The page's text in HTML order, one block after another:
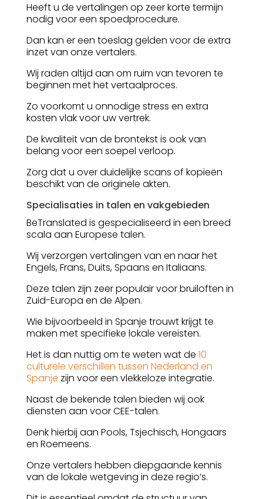
Heeft u de vertalingen op zeer korte termijn
nodig voor een spoedprocedure.
Dan kan er een toeslag gelden voor de extra
inzet van onze vertalers.
Wij raden altijd aan om ruim van tevoren te
beginnen met het vertaalproces.
Zo voorkomt u onnodige stress en extra
kosten vlak voor uw vertrek.
De kwaliteit van de brontekst is ook van
belang voor een soepel verloop.
Zorg dat u over duidelijke scans of kopieën
beschikt van de originele akten.
Specialisaties in talen en vakgebieden
BeTranslated is gespecialiseerd in een breed
scala aan Europese talen.
Wij verzorgen vertalingen van en naar het
Engels, Frans, Duits, Spaans en Italiaans.
Deze talen zijn zeer populair voor bruiloften in
Zuid-Europa en de Alpen.
Wie bijvoorbeeld in Spanje trouwt krijgt te
maken met specifieke lokale vereisten.
Het is dan nuttig om te weten wat de 10
culturele verschillen tussen Nederland en
Spanje zijn voor een vlekkeloze integratie.
Naast de bekende talen bieden wij ook
diensten aan voor CEE-talen.
Denk hierbij aan Pools, Tsjechisch, Hongaars
en Roemeens.
Onze vertalers hebben diepgaande kennis
van de lokale wetgeving in deze regio’s.